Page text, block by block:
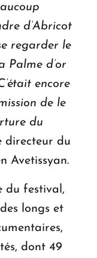
d’Abricot
regarder le
Palme d’or
encore
de le
du
directeur du
Avetissyan.
du festival,
longs et
dont 49